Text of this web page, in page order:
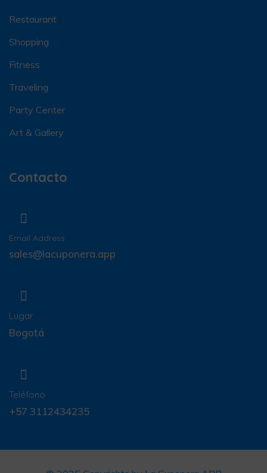
Restaurant
Shopping
Fitness
Traveling
Party Center
Art & Gallery
Contacto
Email Address
sales@lacuponera.app
Lugar
Bogotá
Teléfono
+57 3112434235